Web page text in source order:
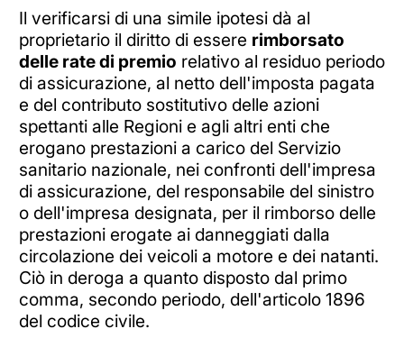
Il verificarsi di una simile ipotesi dà al
proprietario il diritto di essere rimborsato
delle rate di premio relativo al residuo periodo
di assicurazione, al netto dell'imposta pagata
e del contributo sostitutivo delle azioni
spettanti alle Regioni e agli altri enti che
erogano prestazioni a carico del Servizio
sanitario nazionale, nei confronti dell'impresa
di assicurazione, del responsabile del sinistro
o dell'impresa designata, per il rimborso delle
prestazioni erogate ai danneggiati dalla
circolazione dei veicoli a motore e dei natanti.
Ciò in deroga a quanto disposto dal primo
comma, secondo periodo, dell'articolo 1896
del codice civile.